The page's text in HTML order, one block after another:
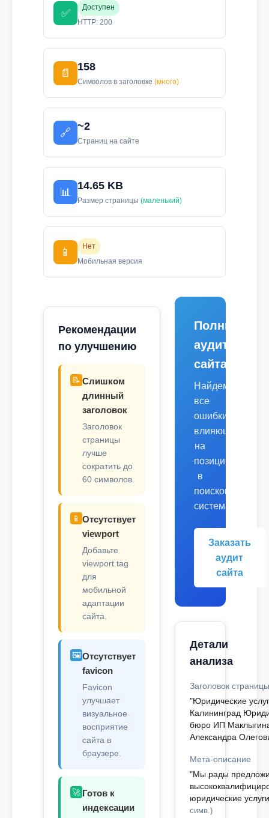
✅
Доступен
HTTP: 200
📄
158
Символов в заголовке (много)
🔗
~2
Страниц на сайте
📊
14.65 KB
Размер страницы (маленький)
📱
Нет
Мобильная версия
Рекомендации
по улучшению
📝 Слишком
длинный
заголовок
Заголовок
страницы
лучше
сократить до
60 символов.
📱 Отсутствует
viewport
Добавьте
viewport tag
для
мобильной
адаптации
сайта.
🖼️Отсутствует
favicon
Favicon
улучшает
визуальное
восприятие
сайта в
браузере.
🚀 Готов к
индексации
Полный
аудит
сайта
Найдем
все
ошибки,
влияющие
на
позиции
в
поисковых
системах.
Заказать
аудит
сайта
Детали
анализа
Заголовок страницы
"Юридические
Калининград
бюро ИП
Александра
Мета-описание
"Мы рады
юридические
симв.)